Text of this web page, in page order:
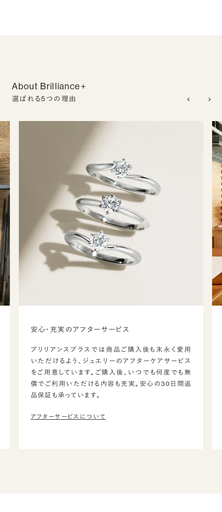
About Brilliance+
選ばれる5つの理由
安心・充実のアフターサービス
ブリリアンスプラスでは商品ご購入後も末永く愛用
いただけるよう、ジュエリーのアフターケアサービス
をご用意しています。ご購入後、いつでも何度でも無
償でご利用いただける内容も充実。安心の30日間返
品保証も承っています。
アフターサービスについて